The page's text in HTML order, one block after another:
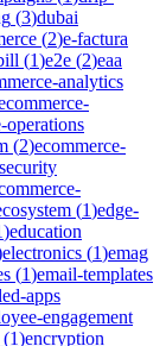
(3)dubai
(2)e-factura
(1)e2e (2)eaa
analytics
operations
(2)ecommerce-
(1)edge-
)education
electronics (1)emag
(1)email-templates
apps
engagement
(1)encryption